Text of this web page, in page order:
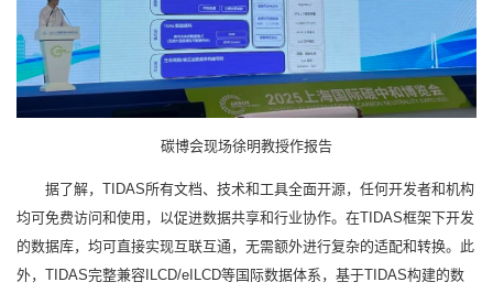
碳博会现场徐明教授作报告
据了解，TIDAS所有文档、技术和工具全面开源，任何开发者和机构
均可免费访问和使用，以促进数据共享和行业协作。在TIDAS框架下开发
的数据库，均可直接实现互联互通，无需额外进行复杂的适配和转换。此
外，TIDAS完整兼容ILCD/eILCD等国际数据体系，基于TIDAS构建的数